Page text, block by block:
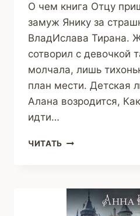
О чем книга Отцу
замуж Янику за
ВладИслава Тирана.
сотворил с девочкой
молчала, лишь
план мести. Детская
Алана возродится,
идти…
ЧИТАТЬ ПОД
ТАМАРА)